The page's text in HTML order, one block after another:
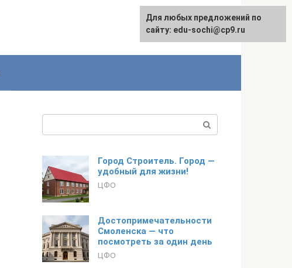
English
Город Строитель. Город —
удобный для жизни!
ЦФО
Достопримечательности
Смоленска — что
посмотреть за один день
ЦФО
Для любых предложений по
сайту: edu-sochi@cp9.ru